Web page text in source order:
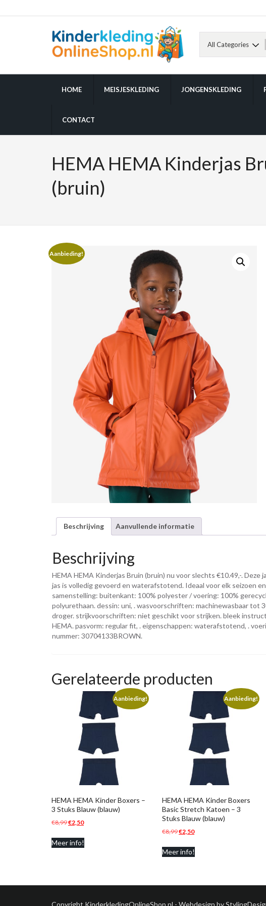
HOME MEISJESKLEDING JONGENSKLEDING
CONTACT
HEMA HEMA Kinderjas
(bruin)
Aanbieding!
Beschrijving Aanvullende informatie
Beschrijving
HEMA HEMA Kinderjas Bruin (bruin) nu voor slechts €10.49,-.
jas is volledig gevoerd en waterafstotend. Ideaal voor elk seizoen
samenstelling: buitenkant: 100% polyester / voering: 100%
polyurethaan. dessin: uni, . wasvoorschriften: machinewasbaar tot
droger. strijkvoorschriften: niet geschikt voor strijken. bleek
HEMA. pasvorm: regular fit, . eigenschappen: waterafstotend, .
nummer: 30704133BROWN.
Gerelateerde producten
Aanbieding!
HEMA HEMA Kinder Boxers –
3 Stuks Blauw (blauw)
€8,99Oorspronkelijke
was:
€2,50Huidige
Meer info!
Aanbieding!
HEMA HEMA Kinder Boxers
Basic Stretch Katoen – 3
Stuks Blauw (blauw)
€8,99Oorspronkelijke
was:
€2,50Huidige
Meer info!